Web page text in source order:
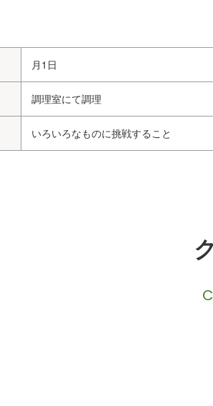
月1日
調理室にて調理
いろいろなものに挑戦すること